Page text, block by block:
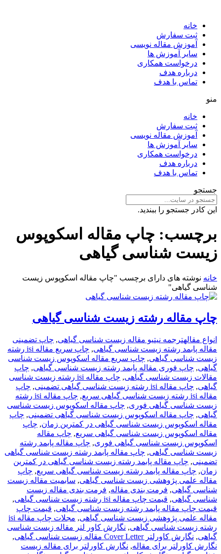
خانه
ثبت سفارش
آموزش مقاله نویسی
سایر آموزش ها
درخواست همکاری
درباره هدف
تماس با هدف
منو
خانه
ثبت سفارش
آموزش مقاله نویسی
سایر آموزش ها
درخواست همکاری
درباره هدف
تماس با هدف
جستجو
این کادر جستجو را ببندید.
برچسب: چاپ مقاله اسکوپوس
زیست شناسی گیاهی
خانه نوشته های دارای برچسب "چاپ مقاله اسکوپوس زیست
شناسی گیاهی"
چاپ مقاله رشته زیست شناسی گیاهی
انواع مقالهترجمه نیتیو مقاله زیست شناسی گیاهی, چاپ تضمینی
مقاله پابمد رشته زیست شناسی گیاهی,
چاپ سریع مقاله isi رشته
زیست شناسی گیاهی, چاپ سریع مقاله اسکوپوس زیست شناسی
گیاهی, چاپ فوری مقاله پابمد رشته زیست شناسی گیاهی, چاپ
مقالات زیست شناسی گیاهی,
چاپ مقاله isi رشته زیست شناسی
گیاهی, چاپ مقاله isi رشته زیست شناسی گیاهی تضمینی , چاپ
مقاله isi رشته زیست شناسی گیاهی سریع
,
چاپ مقاله isi رشته
زیست شناسی گیاهی فوری, چاپ مقاله اسکوپوس زیست شناسی
گیاهی, چاپ مقاله اسکوپوس زیست شناسی گیاهی تضمینی, چاپ
مقاله اسکوپوس زیست شناسی گیاهی در کمترین زمان, چاپ
مقاله اسکوپوس زیست شناسی گیاهی سریع, چاپ مقاله
اسکوپوس زیست شناسی گیاهی فوری, چاپ مقاله پابمد رشته
زیست شناسی گیاهی, چاپ مقاله پابمد رشته زیست شناسی گیاهی
تضمینی, چاپ مقاله پابمد رشته زیست شناسی گیاهی در کمترین
زمان, چاپ مقاله پابمد رشته زیست شناسی گیاهی سریع, چاپ
مقاله علمی پژوهشی زیست شناسی گیاهی, سابمیت مقاله زیست
شناسی گیاهی, فرمت­ بندی مقاله, فرمت­ بندی مقاله زیست
شناسی گیاهی, قیمت چاپ مقاله isi رشته زیست شناسی گیاهی
,
قیمت چاپ مقاله پابمد رشته زیست شناسی گیاهی, قیمت چاپ
مقاله علمی پژوهشی زیست شناسی گیاهی,
مجلات چاپ مقاله isi
رشته زیست شناسی گیاهی, نگارش کاور لتر مقاله زیست شناسی
گیاهی, نگارش کاورلتر Cover Letter مقاله زیست شناسی گیاهی
,
نگارش کاورلتر برای مقاله, نگارش کاورلتر برای مقاله زیست